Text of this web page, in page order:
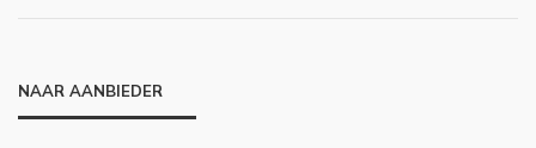
NAAR AANBIEDER